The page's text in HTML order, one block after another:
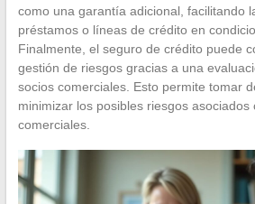
como una garantía adicional, facilitando
préstamos o líneas de crédito en
Finalmente, el seguro de crédito puede
gestión de riesgos gracias a una
socios comerciales. Esto permite tomar
minimizar los posibles riesgos
comerciales.